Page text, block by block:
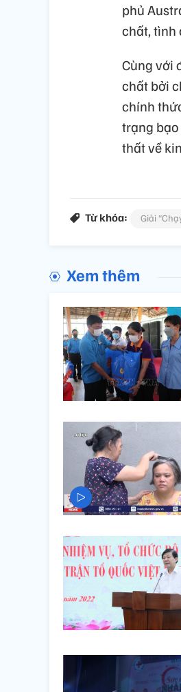
phủ
chất, tình
Cùng với
chất bởi
chính
trạng
thất về
Từ khóa: Giải
Xem thêm